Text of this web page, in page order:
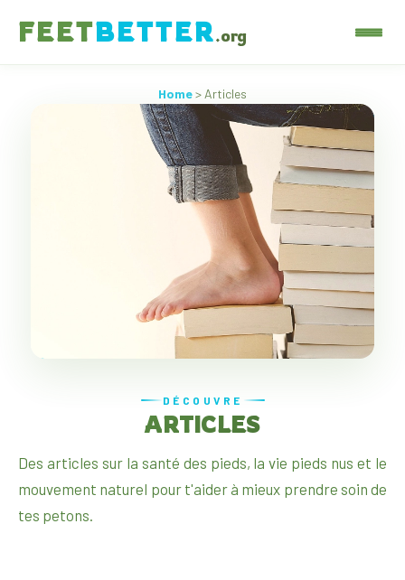
FEETBETTER.org
Home> Articles
DÉCOUVRE
ARTICLES
Des articles sur la santé des pieds, la vie pieds nus et le
mouvement naturel pour t'aider à mieux prendre soin de
tes petons.